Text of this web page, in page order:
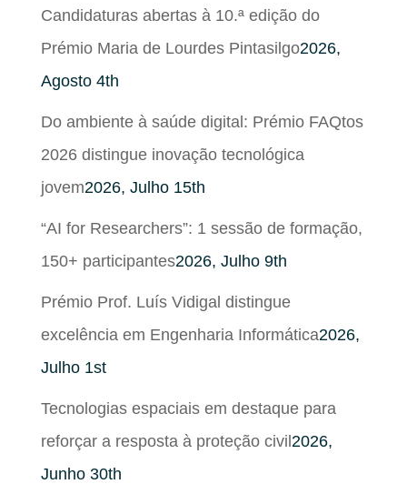
Candidaturas abertas à 10.ª edição do
Prémio Maria de Lourdes Pintasilgo2026,
Agosto 4th
Do ambiente à saúde digital: Prémio FAQtos
2026 distingue inovação tecnológica
jovem2026, Julho 15th
“AI for Researchers”: 1 sessão de formação,
150+ participantes2026, Julho 9th
Prémio Prof. Luís Vidigal distingue
excelência em Engenharia Informática2026,
Julho 1st
Tecnologias espaciais em destaque para
reforçar a resposta à proteção civil2026,
Junho 30th